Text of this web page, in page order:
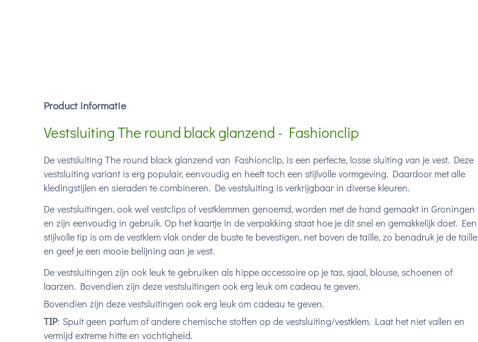
Product informatie
Vestsluiting The round black glanzend - Fashionclip
De vestsluiting The round black glanzend van Fashionclip, is een perfecte, losse sluiting van je vest. Deze
vestsluiting variant is erg populair, eenvoudig en heeft toch een stijlvolle vormgeving. Daardoor met alle
kledingstijlen en sieraden te combineren. De vestsluiting is verkrijgbaar in diverse kleuren.
De vestsluitingen, ook wel vestclips of vestklemmen genoemd, worden met de hand gemaakt in Groningen
en zijn eenvoudig in gebruik. Op het kaartje in de verpakking staat hoe je dit snel en gemakkelijk doet. Een
stijlvolle tip is om de vestklem vlak onder de buste te bevestigen, net boven de taille, zo benadruk je de taille
en geef je een mooie belijning aan je vest.
De vestsluitingen zijn ook leuk te gebruiken als hippe accessoire op je tas, sjaal, blouse, schoenen of
laarzen. Bovendien zijn deze vestsluitingen ook erg leuk om cadeau te geven.
Bovendien zijn deze vestsluitingen ook erg leuk om cadeau te geven.
TIP: Spuit geen parfum of andere chemische stoffen op de vestsluiting/vestklem. Laat het niet vallen en
vermijd extreme hitte en vochtigheid.